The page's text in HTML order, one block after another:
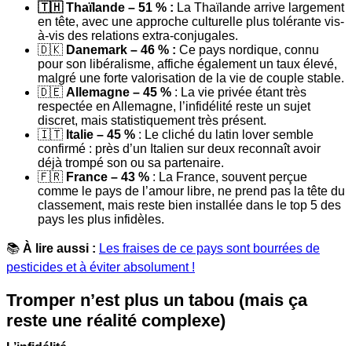
🇹🇭 Thaïlande – 51 % : La Thaïlande arrive largement
en tête, avec une approche culturelle plus tolérante vis-
à-vis des relations extra-conjugales.
🇩🇰 Danemark – 46 % : Ce pays nordique, connu
pour son libéralisme, affiche également un taux élevé,
malgré une forte valorisation de la vie de couple stable.
🇩🇪 Allemagne – 45 % : La vie privée étant très
respectée en Allemagne, l’infidélité reste un sujet
discret, mais statistiquement très présent.
🇮🇹 Italie – 45 % : Le cliché du latin lover semble
confirmé : près d’un Italien sur deux reconnaît avoir
déjà trompé son ou sa partenaire.
🇫🇷 France – 43 % : La France, souvent perçue
comme le pays de l’amour libre, ne prend pas la tête du
classement, mais reste bien installée dans le top 5 des
pays les plus infidèles.
📚 À lire aussi : Les fraises de ce pays sont bourrées de
pesticides et à éviter absolument !
Tromper n’est plus un tabou (mais ça
reste une réalité complexe)